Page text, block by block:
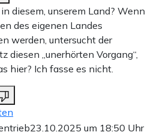
diesem, unserem Land? Wenn
des eigenen Landes
werden, untersucht der
diesen „unerhörten Vorgang“,
hier? Ich fasse es nicht.
23.10.2025 um 18:50 Uhr